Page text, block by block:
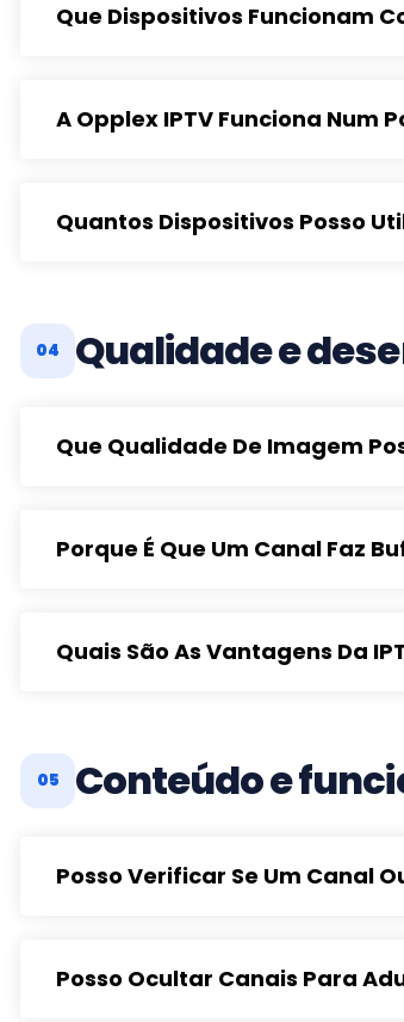
Que Dispositivos Funcionam
A Opplex IPTV Funciona Num
Quantos Dispositivos Posso
04 Qualidade e
Que Qualidade De Imagem
Porque É Que Um Canal Faz
Quais São As Vantagens Da
05 Conteúdo e
Posso Verificar Se Um Canal
Posso Ocultar Canais Para